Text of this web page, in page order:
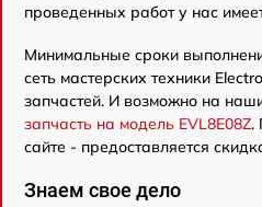
проведенных работ у нас
Минимальные сроки
сеть мастерских техники
запчастей. И возможно на
запчасть на модель EVL8E08Z.
сайте - предоставляется
Знаем свое дело